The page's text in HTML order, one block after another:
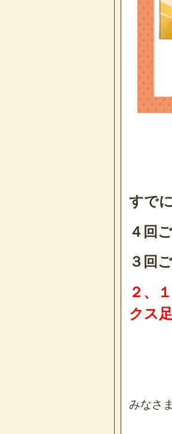
すで
４回
３回
２、
クス
みなさ